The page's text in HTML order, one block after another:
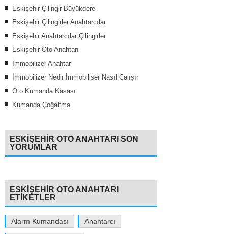
Eskişehir Çilingir Büyükdere
Eskişehir Çilingirler Anahtarcılar
Eskişehir Anahtarcılar Çilingirler
Eskişehir Oto Anahtarı
İmmobilizer Anahtar
İmmobilizer Nedir İmmobiliser Nasıl Çalışır
Oto Kumanda Kasası
Kumanda Çoğaltma
ESKIŞEHIR OTO ANAHTARI SON
YORUMLAR
ESKIŞEHIR OTO ANAHTARI
ETIKETLER
Alarm Kumandası Anahtarcı